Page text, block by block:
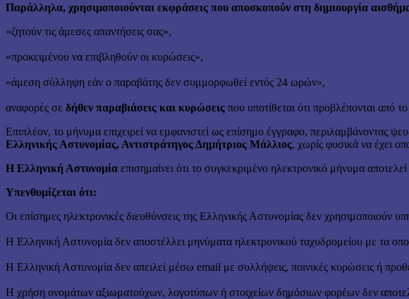
Παράλληλα, χρησιμοποιούνται εκφράσεις που αποσκοπούν στη δημιουργία
«ζητούν τις άμεσες απαντήσεις σας»,
«προκειμένου να επιβληθούν οι κυρώσεις»,
«άμεση σύλληψη εάν ο παραβάτης δεν συμμορφωθεί εντός 24 ωρών»,
αναφορές σε δήθεν παραβιάσεις και κυρώσεις που υποτίθεται ότι προβλέπονται από
Επιπλέον, το μήνυμα επιχειρεί να εμφανιστεί ως επίσημο έγγραφο, περιλαμβάνοντας
Ελληνικής Αστυνομίας, Αντιστράτηγος Δημήτριος Μάλλιος, χωρίς φυσικά να έχει
Η Ελληνική Αστυνομία επισημαίνει ότι το συγκεκριμένο ηλεκτρονικό μήνυμα
Υπενθυμίζεται ότι:
Οι επίσημες ηλεκτρονικές διευθύνσεις της Ελληνικής Αστυνομίας δεν χρησιμοποιούν
Η Ελληνική Αστυνομία δεν αποστέλλει μηνύματα ηλεκτρονικού ταχυδρομείου με τα
Η Ελληνική Αστυνομία δεν απειλεί μέσω email με συλλήψεις, ποινικές κυρώσεις ή
Η χρήση ονομάτων αξιωματούχων, λογοτύπων ή στοιχείων δημόσιων φορέων δεν